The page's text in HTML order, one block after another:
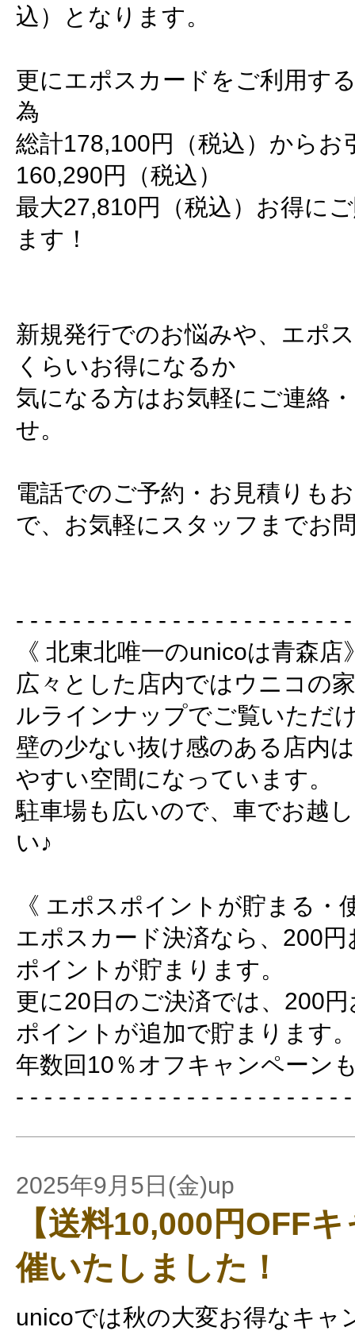
込）となります。
更にエポスカードをご利用す
為
総計178,100円（税込）からお
160,290円（税込）
最大27,810円（税込）お得に
ます！
新規発行でのお悩みや、エポ
くらいお得になるか
気になる方はお気軽にご連絡
せ。
電話でのご予約・お見積りも
で、お気軽にスタッフまでお
- - - - - - - - - - - - - - - - - - - - - - -
《 北東北唯一のunicoは青森店
広々とした店内ではウニコの
ルラインナップでご覧いただ
壁の少ない抜け感のある店内
やすい空間になっています。
駐車場も広いので、車でお越
い♪
《 エポスポイントが貯まる・
エポスカード決済なら、200
ポイントが貯まります。
更に20日のご決済では、200
ポイントが追加で貯まります
年数回10％オフキャンペーン
- - - - - - - - - - - - - - - - - - - - - - -
2025年9月5日(金)up
【送料10,000円OFF
催いたしました！
unicoでは秋の大変お得なキャ